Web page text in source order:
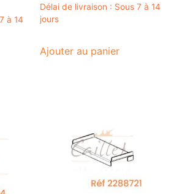
à 14
Délai de livraison : Sous 7 à 14
jours
Ajouter au panier